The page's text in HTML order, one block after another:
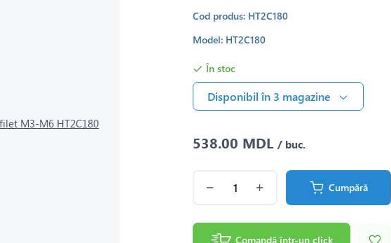
Cod produs: HT2C180
Model: HT2C180
În stoc
Disponibil în 3 magazine
538.00 MDL/ buc.
Cumpără
Comandă într-un click